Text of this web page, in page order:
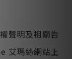
聲明及相關告
艾瑪絲網站上